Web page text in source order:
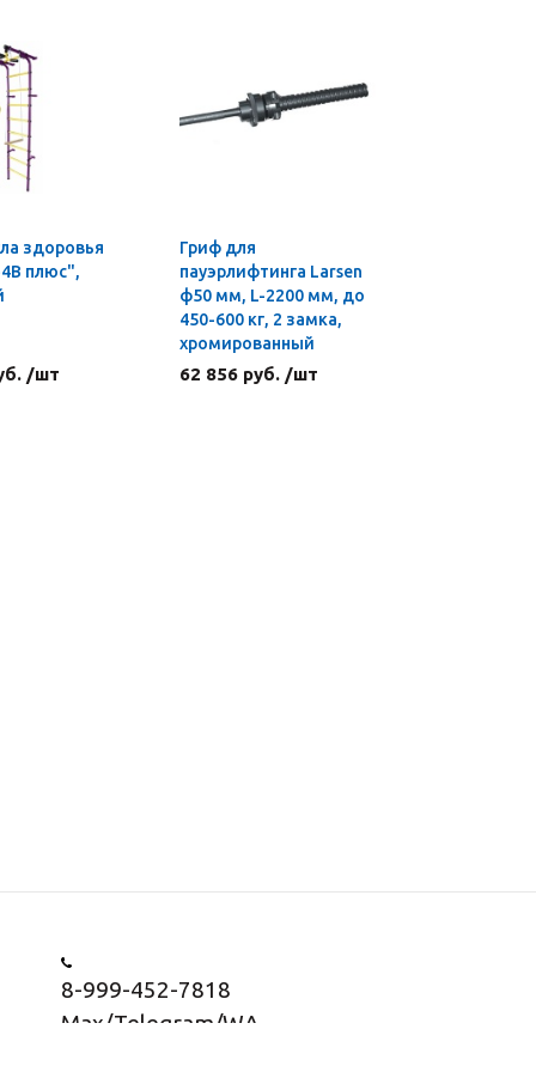
здоровья
плюс",
/шт
Гриф для
пауэрлифтинга Larsen
ф50 мм, L-2200 мм, до
450-600 кг, 2 замка,
хромированный
62 856 руб. /шт
8-999-452-7818
Max/Telegram/WA